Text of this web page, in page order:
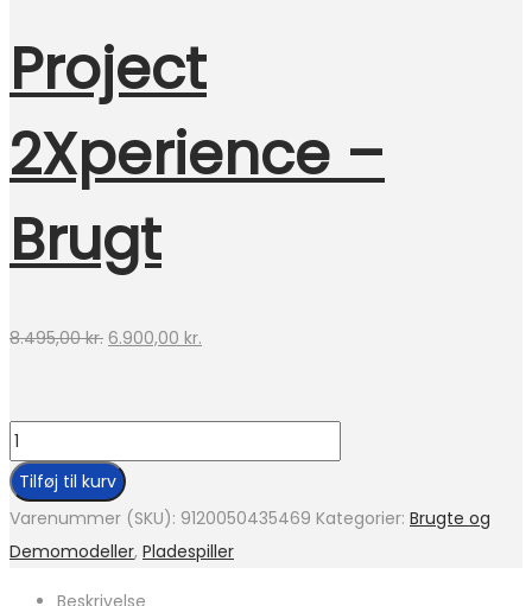
Project
2Xperience –
Brugt
8.495,00kr. Den
8.495,00 kr..
6.900,00 kr.
Project
2Xperience
-
Tilføj til kurv
Varenummer (SKU): 9120050435469 Kategorier: Brugte og
Demomodeller, Pladespiller